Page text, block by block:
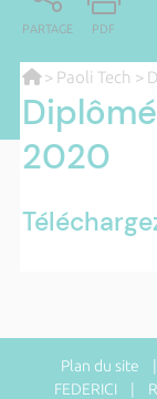
PARTAGE PDF
> Paoli Tech >
2020
Plan du site |
FEDERICI |